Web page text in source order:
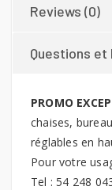
Reviews (0)
Questions et
PROMO
chaises,
réglables en
Pour votre
Tel : 54 248